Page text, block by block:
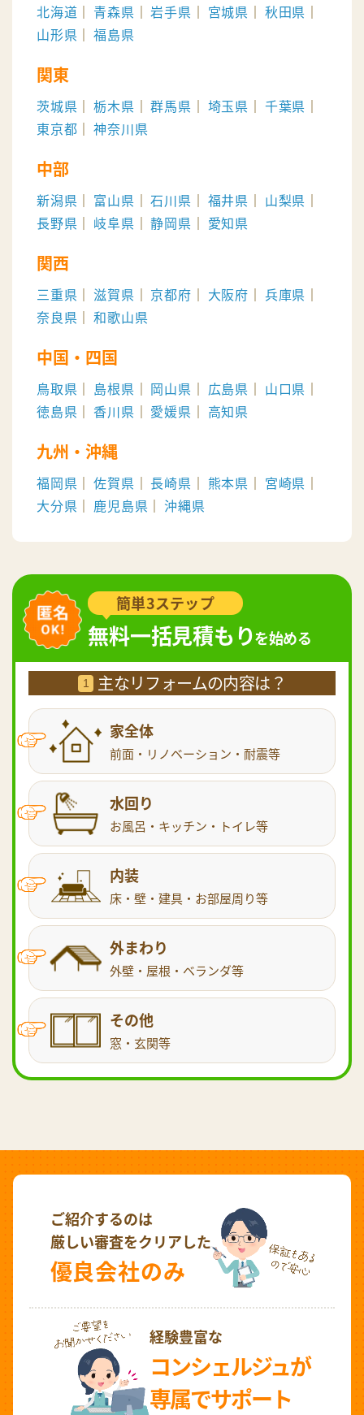
簡単3ステップ
無料一括見積もりを始める
1 主なリフォームの内容は？
家全体
前面・リノベーション・耐震等
水回り
お風呂・キッチン・トイレ等
内装
床・壁・建具・お部屋周り等
外まわり
外壁・屋根・ベランダ等
その他
窓・玄関等
北海道 青森県 岩手県 宮城県
秋田県
山形県
福島県
関東
茨城県 栃木県 群馬県 埼玉県
千葉県
東京都
神奈川県
中部
新潟県 富山県 石川県 福井県
山梨県
長野県
岐阜県 静岡県 愛知県
関西
三重県 滋賀県 京都府 大阪府
兵庫県
奈良県
和歌山県
中国・四国
鳥取県 島根県 岡山県 広島県
山口県
徳島県
香川県 愛媛県 高知県
九州・沖縄
福岡県 佐賀県 長崎県 熊本県
宮崎県
大分県
鹿児島県 沖縄県
ご紹介するのは
厳しい審査をクリアした
優良会社のみ
経験豊富な
コンシェルジュが
専属でサポート